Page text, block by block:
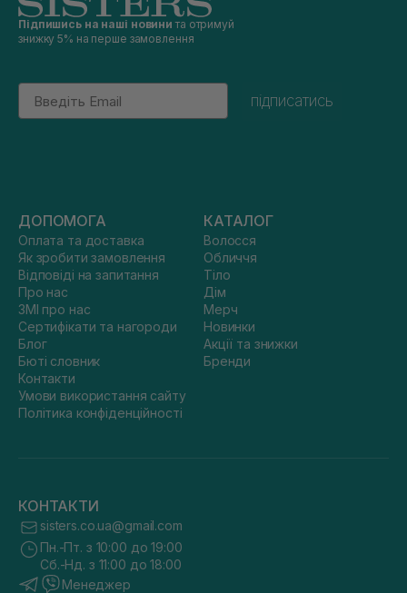
Підпишись на наші новини та отримуй
знижку 5% на перше замовлення
Email
підписатись
ДОПОМОГА
Оплата та доставка
Як зробити замовлення
Відповіді на запитання
Про нас
ЗМІ про нас
Сертифікати та нагороди
Блог
Бюті словник
Контакти
Умови використання сайту
Політика конфіденційності
КАТАЛОГ
Волосся
Обличчя
Тіло
Дім
Мерч
Новинки
Акції та знижки
Бренди
КОНТАКТИ
sisters.co.ua@gmail.com
Пн.-Пт. з 10:00 до 19:00
Сб.-Нд. з 11:00 до 18:00
Менеджер